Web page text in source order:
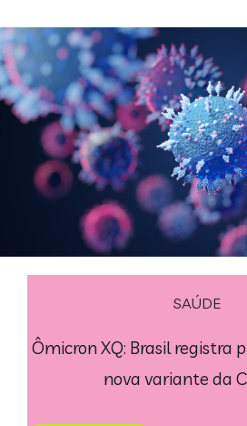
SAÚDE
Ômicron XQ: Brasil registra
nova variante da